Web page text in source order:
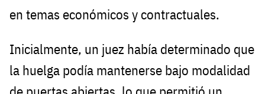
en temas económicos y contractuales.
Inicialmente, un juez había determinado que
la huelga podía mantenerse bajo modalidad